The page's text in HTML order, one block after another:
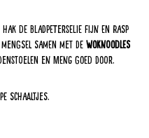
de bladpeterselie fijn en rasp
samen met de woknoodles
en meng goed door.
schaaltjes.